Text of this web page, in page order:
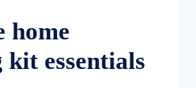
home
kit essentials